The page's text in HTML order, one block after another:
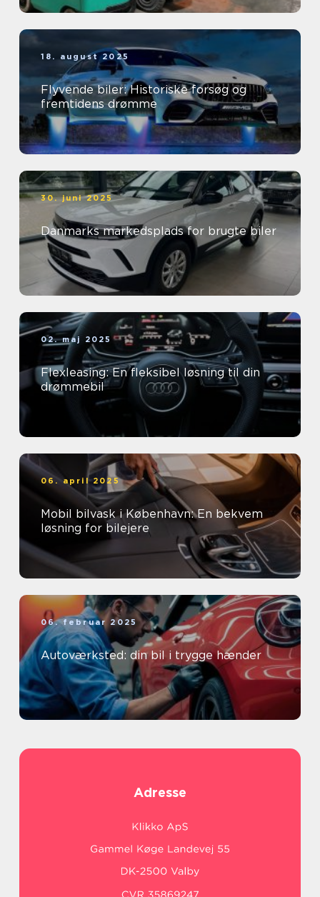
18. august 2025
Flyvende biler: Historiske forsøg og
fremtidens drømme
30. juni 2025
Danmarks markedsplads for brugte biler
02. maj 2025
Flexleasing: En fleksibel løsning til din
drømmebil
06. april 2025
Mobil bilvask i København: En bekvem
løsning for bilejere
06. februar 2025
Autoværksted: din bil i trygge hænder
Adresse